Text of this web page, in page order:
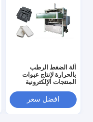
آلة الضغط الرطب
بالحرارة لإنتاج عبوات
المنتجات الإلكترونية
افضل سعر